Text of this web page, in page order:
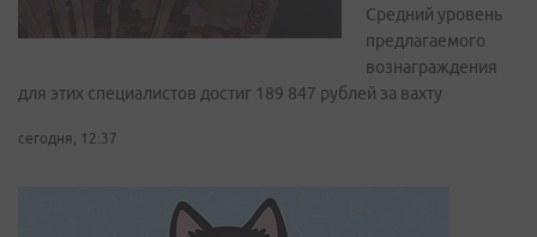
Средний уровень
предлагаемого
вознаграждения
для этих специалистов достиг 189 847 рублей за вахту
сегодня, 12:37